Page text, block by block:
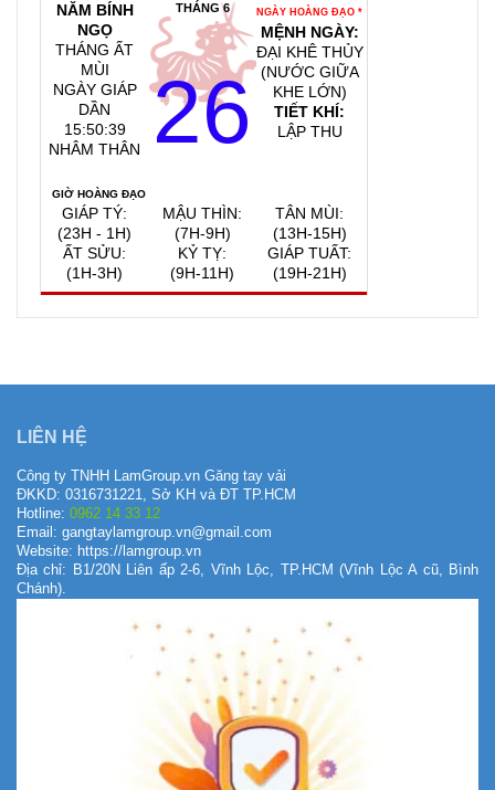
NĂM BÍNH
NGỌ
THÁNG ẤT
MÙI
NGÀY GIÁP
DẦN
15:50:40
NHÂM THÂN
THÁNG 6
26
NGÀY HOÀNG ĐẠO *
MỆNH NGÀY:
ĐẠI KHÊ THỦY
(NƯỚC GIỮA
KHE LỚN)
TIẾT KHÍ:
LẬP THU
GIỜ HOÀNG ĐẠO
GIÁP TÝ:
(23H - 1H)
ẤT SỬU:
(1H-3H)
MẬU THÌN:
(7H-9H)
KỶ TỴ:
(9H-11H)
TÂN MÙI:
(13H-15H)
GIÁP TUẤT:
(19H-21H)
LIÊN HỆ
Công ty TNHH LamGroup.vn Găng tay vải
ĐKKD: 0316731221, Sở KH và ĐT TP.HCM
Hotline: 0962 14 33 12
Email: gangtaylamgroup.vn@gmail.com
Website: https://lamgroup.vn
Địa chỉ: B1/20N Liên ấp 2-6, Vĩnh Lộc, TP.HCM (Vĩnh Lộc A cũ, Bình
Chánh).